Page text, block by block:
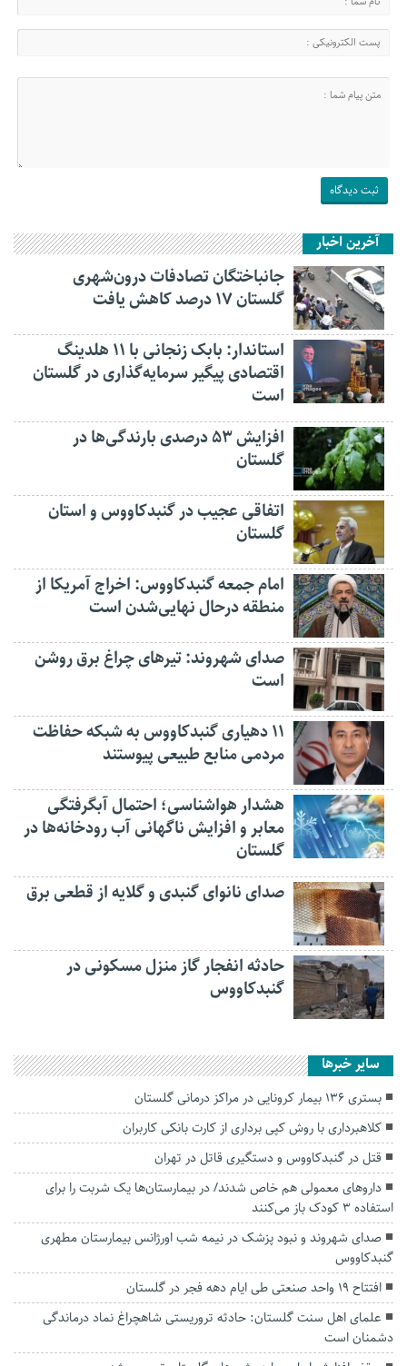
آخرین اخبار
جانباختگان تصادفات درون‌شهری
گلستان ۱۷ درصد کاهش یافت
استاندار: بابک زنجانی با ۱۱ هلدینگ
اقتصادی پیگیر سرمایه‌گذاری در گلستان
است
افزایش ۵۳ درصدی بارندگی‌ها در
گلستان
اتفاقی عجیب در‌ گنبدکاووس و استان
گلستان
امام جمعه گنبدکاووس: اخراج آمریکا از
منطقه درحال نهایی‌شدن است
صدای شهروند: تیرهای چراغ برق روشن
است
۱۱ دهیاری گنبدکاووس به شبکه حفاظت
مردمی منابع طبیعی پیوستند
هشدار هواشناسی؛ احتمال آبگرفتگی
معابر و افزایش ناگهانی آب رودخانه‌ها در
گلستان
صدای نانوای گنبدی و گلایه از قطعی برق
حادثه انفجار گاز منزل مسکونی در
گنبدکاووس
سایر خبرها
بستری ۱۳۶ بیمار کرونایی در مراکز درمانی گلستان
کلاهبرداری با روش کپی برداری از کارت بانکی کاربران
قتل در گنبدکاووس و دستگیری قاتل در تهران
داروهای معمولی هم خاص شدند/ در بیمارستان‌ها یک شربت را برای
استفاده 3 کودک باز می‌کنند
صدای شهروند و نبود پزشک در نیمه شب اورژانس بیمارستان مطهری
گنبدکاووس
افتتاح ۱۹ واحد صنعتی طی ایام دهه فجر در گلستان
علمای اهل سنت گلستان: حادثه تروریستی شاهچراغ نماد درماندگی
دشمنان است